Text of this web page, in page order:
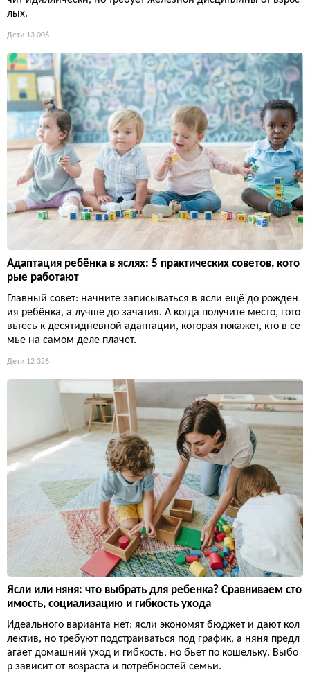
лых.
Дети 13 006
Адаптация ребёнка в яслях: 5 практических советов, кото
рые работают
Главный совет: начните записываться в ясли ещё до рожден
ия ребёнка, а лучше до зачатия. А когда получите место, гото
вьтесь к десятидневной адаптации, которая покажет, кто в се
мье на самом деле плачет.
Дети 12 326
Ясли или няня: что выбрать для ребенка? Сравниваем сто
имость, социализацию и гибкость ухода
Идеального варианта нет: ясли экономят бюджет и дают кол
лектив, но требуют подстраиваться под график, а няня предл
агает домашний уход и гибкость, но бьет по кошельку. Выбо
р зависит от возраста и потребностей семьи.